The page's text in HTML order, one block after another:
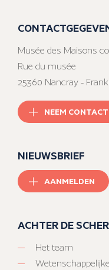
Musée des Maisons
Rue du musée
25360 Nancray -
NEEM
NIEUWSBRIEF
AANMELDEN
ACHTER DE
Het team